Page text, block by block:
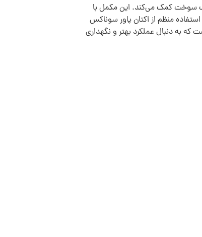
سوخت کمک می‌کند. این مکمل با
منظم از اکتان پاور سوناکس
به دنبال عملکرد بهتر و نگهداری